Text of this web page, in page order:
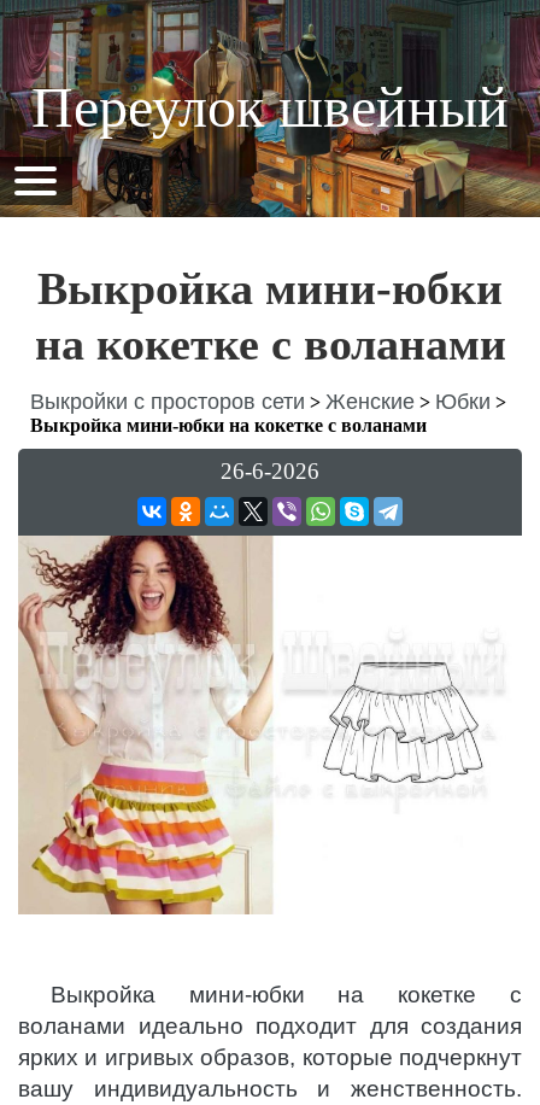
Переулок швейный
Выкройка мини-юбки
на кокетке с воланами
Выкройки с просторов сети > Женские > Юбки >
Выкройка мини-юбки на кокетке с воланами
26-6-2026
Выкройка мини-юбки на кокетке с
воланами идеально подходит для создания
ярких и игривых образов, которые подчеркнут
вашу индивидуальность и женственность.